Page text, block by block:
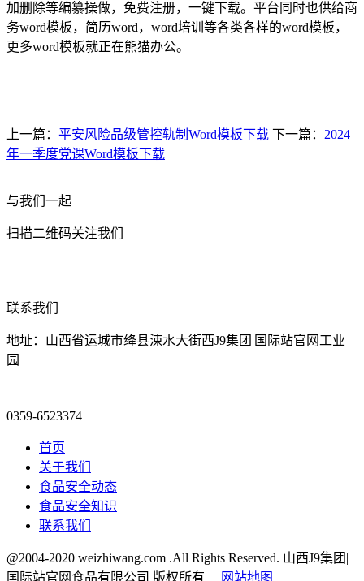
加删除等编纂操做，免费注册，一键下载。平台同时也供给商
务word模板，简历word，word培训等各类各样的word模板，
更多word模板就正在熊猫办公。
上一篇： 平安风险品级管控轨制Word模板下载 下一篇： 2024
年一季度党课Word模板下载
与我们一起
扫描二维码关注我们
联系我们
地址：山西省运城市绛县涑水大街西J9集团|国际站官网工业
园
0359-6523374
首页
关于我们
食品安全动态
食品安全知识
联系我们
@2004-2020 weizhiwang.com .All Rights Reserved. 山西J9集团|
国际站官网食品有限公司 版权所有
网站地图